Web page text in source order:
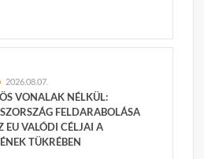
2026.08.07.
VONALAK NÉLKÜL:
FELDARABOLÁSA
EU VALÓDI CÉLJAI A
TÜKRÉBEN